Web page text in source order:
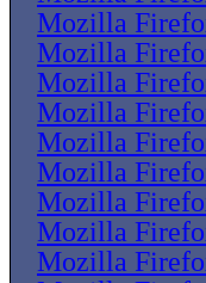
Mozilla
Mozilla
Mozilla
Mozilla
Mozilla
Mozilla
Mozilla
Mozilla
Mozilla